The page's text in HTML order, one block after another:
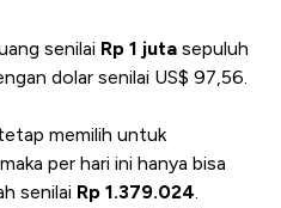
senilai Rp 1 juta sepuluh
dolar senilai US$ 97,56.
memilih untuk
per hari ini hanya bisa
senilai Rp 1.379.024.